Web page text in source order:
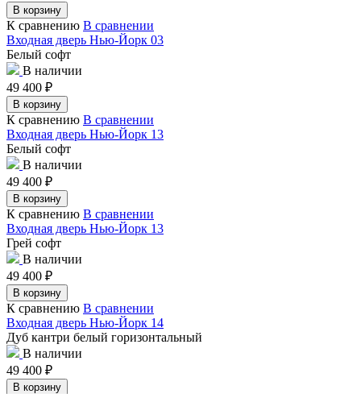
В корзину
К сравнению В сравнении
Входная дверь Нью-Йорк 03
Белый софт
В наличии
49 400 ₽
В корзину
К сравнению В сравнении
Входная дверь Нью-Йорк 13
Белый софт
В наличии
49 400 ₽
В корзину
К сравнению В сравнении
Входная дверь Нью-Йорк 13
Грей софт
В наличии
49 400 ₽
В корзину
К сравнению В сравнении
Входная дверь Нью-Йорк 14
Дуб кантри белый горизонтальный
В наличии
49 400 ₽
В корзину